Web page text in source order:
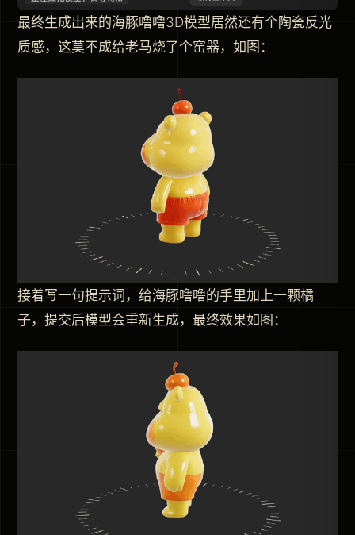
最终生成出来的海豚噜噜3D模型居然还有个陶瓷反光
质感，这莫不成给老马烧了个窑器，如图：
接着写一句提示词，给海豚噜噜的手里加上一颗橘
子，提交后模型会重新生成，最终效果如图：